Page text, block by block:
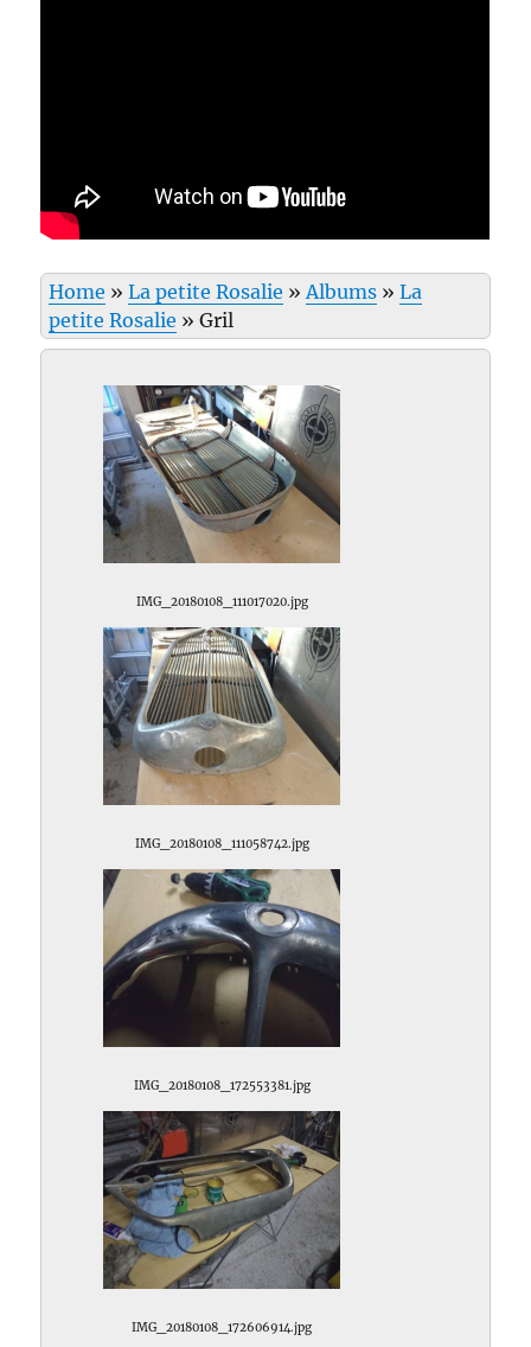
Home »La petite Rosalie »Albums »La
petite Rosalie »Gril
IMG_20180108_111017020.jpg
IMG_20180108_111058742.jpg
IMG_20180108_172553381.jpg
IMG_20180108_172606914.jpg